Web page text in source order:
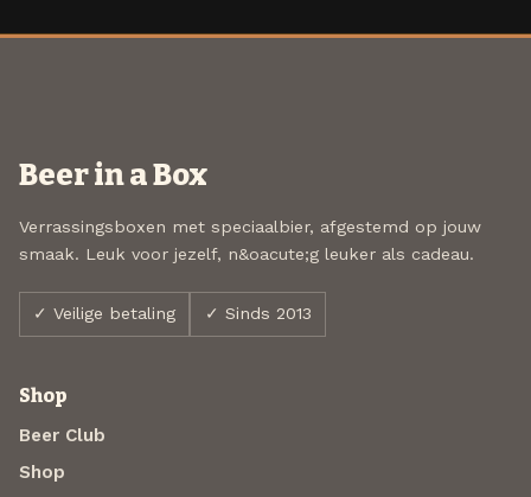
Beer in a Box
Verrassingsboxen met speciaalbier, afgestemd op jouw
smaak. Leuk voor jezelf, n&oacute;g leuker als cadeau.
✓ Veilige betaling ✓ Sinds 2013
Shop
Beer Club
Shop